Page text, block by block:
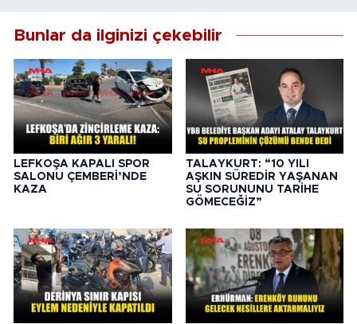
Bunlar da ilginizi çekebilir
LEFKOŞA KAPALI SPOR
SALONU ÇEMBERİ’NDE
KAZA
TALAYKURT: “10 YILI
AŞKIN SÜREDİR YAŞANAN
SU SORUNUNU TARİHE
GÖMECEĞİZ”